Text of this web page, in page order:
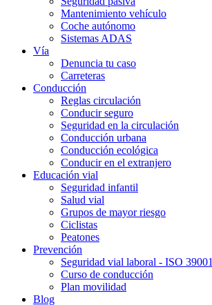
Mantenimiento vehículo
Coche autónomo
Sistemas ADAS
Vía
Denuncia tu caso
Carreteras
Conducción
Reglas circulación
Conducir seguro
Seguridad en la circulación
Conducción urbana
Conducción ecológica
Conducir en el extranjero
Educación vial
Seguridad infantil
Salud vial
Grupos de mayor riesgo
Ciclistas
Peatones
Prevención
Seguridad vial laboral - ISO 39001
Curso de conducción
Plan movilidad
Blog